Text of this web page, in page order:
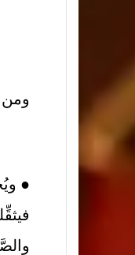
●